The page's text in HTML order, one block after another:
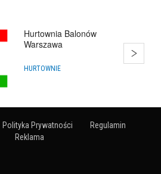
Hurtownia Animatora
HURTOWNIE
Polityka Prywatności
Regulamin
Reklama